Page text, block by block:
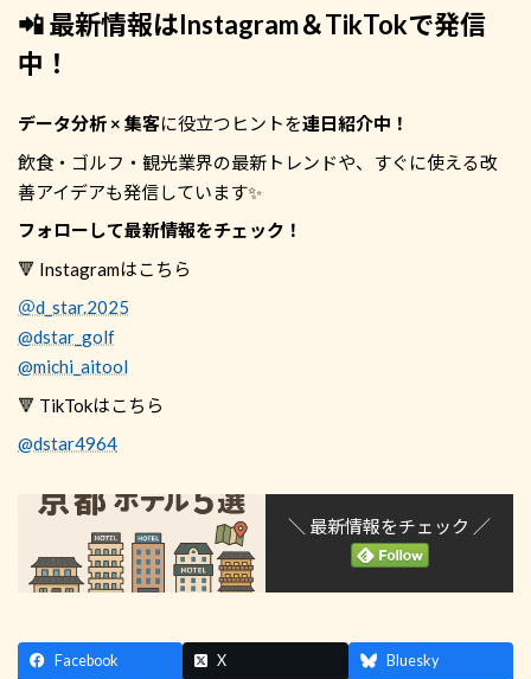
📲 最新情報はInstagram＆TikTokで発信
中！
データ分析 × 集客に役立つヒントを連日紹介中！
飲食・ゴルフ・観光業界の最新トレンドや、すぐに使える改
善アイデアも発信しています✨
フォローして最新情報をチェック！
🔻 Instagramはこちら
＠d_star.2025
@dstar_golf
@michi_aitool
🔻 TikTokはこちら
@dstar4964
＼ 最新情報をチェック ／
Facebook X Bluesky